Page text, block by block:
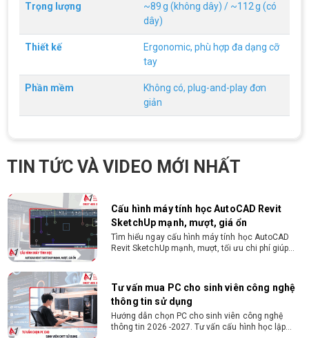
Trọng lượng
~89 g (không dây) / ~112 g (có
dây)
Thiết kế
Ergonomic, phù hợp đa dạng cỡ
tay
Phần mềm
Không có, plug-and-play đơn
giản
TIN TỨC VÀ VIDEO MỚI NHẤT
triệu đồng - Thủ tục cực kì đơn giản: bản sao
CMND và Hộ khẩu - Xét duyệt nhanh chóng trong
vòng 10 phút
Cách chọn PC cho sinh viên thiết kế đồ
họa từ 2D, dựng video đến 3D
từ 2D, dựng video đến 3D. Cấu hình tối ưu, dùng
bền 4 năm đại học. Tư vấn lắp đặt tại Vi Tính
SketchUp mạnh, mượt, giá ổn
Tìm hiểu ngay cấu hình máy tính học AutoCAD
Revit SketchUp mạnh, mượt, tối ưu chi phí giúp
Tư vấn mua PC cho sinh viên công nghệ
thông tin sử dụng
Hướng dẫn chọn PC cho sinh viên công nghệ
thông tin 2026 -2027. Tư vấn cấu hình học lập
Sinh viên nên mua laptop hay PC ?
Sinh viên nên mua laptop hay PC? Đây là băn
khoăn của nhiều tân sinh viên khi chọn máy học
tập. Xem ngay phân tích để chọn thiết bị chuẩn